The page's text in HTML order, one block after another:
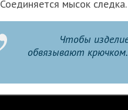
Соединяется мысок следка.
Чтобы
обвязывают